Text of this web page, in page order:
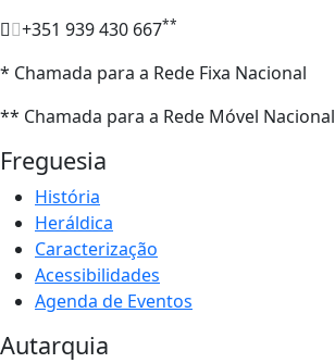
+351 939 430 667**
* Chamada para a Rede Fixa Nacional
** Chamada para a Rede Móvel Nacional
Freguesia
História
Heráldica
Caracterização
Acessibilidades
Agenda de Eventos
Autarquia